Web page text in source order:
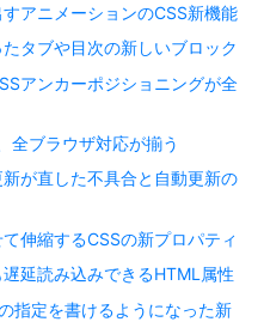
アニメーションのCSS新機能
タブや目次の新しいブロック
アンカーポジショニングが全
ブラウザ対応が揃う
が直した不具合と自動更新の
伸縮するCSSの新プロパティ
延読み込みできるHTML属性
指定を書けるようになった新